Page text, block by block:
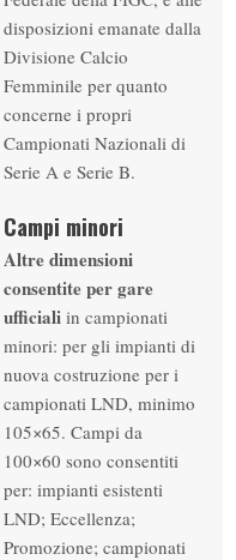
disposizioni emanate dalla
Divisione Calcio
Femminile per quanto
concerne i propri
Campionati Nazionali di
Serie A e Serie B.
Campi minori
Altre dimensioni
consentite per gare
ufficiali in campionati
minori: per gli impianti di
nuova costruzione per i
campionati LND, minimo
105×65. Campi da
100×60 sono consentiti
per: impianti esistenti
LND; Eccellenza;
Promozione; campionati